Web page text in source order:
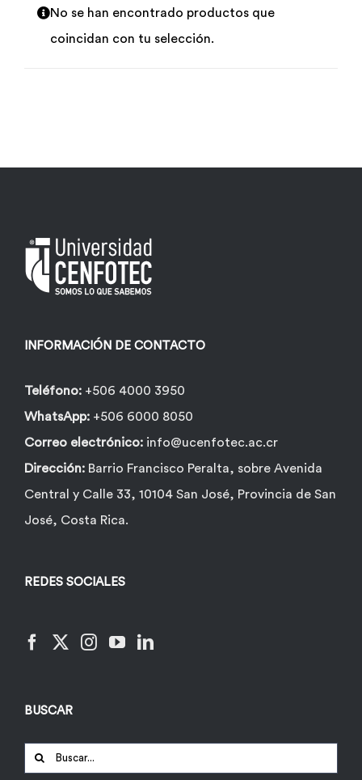
No se han encontrado productos que
coincidan con tu selección.
INFORMACIÓN DE CONTACTO
Teléfono: +506 4000 3950
WhatsApp: +506 6000 8050
Correo electrónico: info@ucenfotec.ac.cr
Dirección: Barrio Francisco Peralta, sobre Avenida
Central y Calle 33, 10104 San José, Provincia de San
José, Costa Rica.
REDES SOCIALES
BUSCAR
Buscar: